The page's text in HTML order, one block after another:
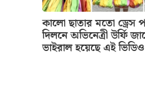
কালো ছাতার মতো ড্রেস
দিলনে অভিনেত্রী উর্ফি
ভাইরাল হয়েছে এই ভিডিও